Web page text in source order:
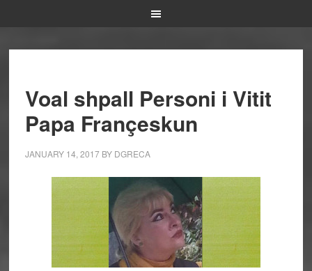
Voal shpall Personi i Vitit
Papa Françeskun
JANUARY 14, 2017BY DGRECA